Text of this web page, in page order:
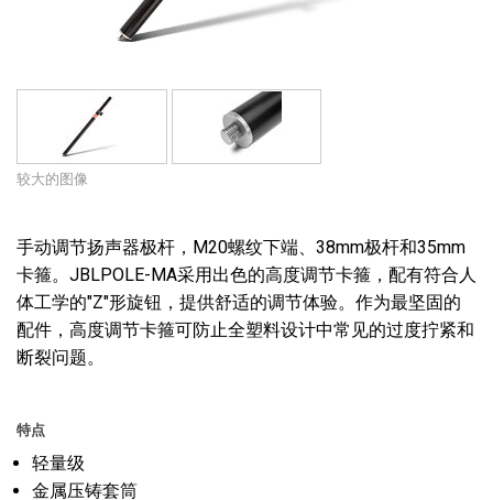
较大的图像
手动调节扬声器极杆，M20螺纹下端、38mm极杆和35mm
卡箍。JBLPOLE-MA采用出色的高度调节卡箍，配有符合人
体工学的"Z"形旋钮，提供舒适的调节体验。作为最坚固的
配件，高度调节卡箍可防止全塑料设计中常见的过度拧紧和
断裂问题。
特点
轻量级
金属压铸套筒